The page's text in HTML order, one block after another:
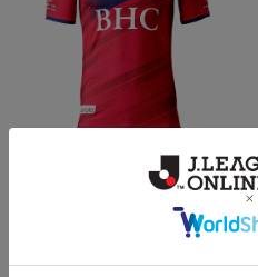
いわきFC 2026/27 1st レプリカ